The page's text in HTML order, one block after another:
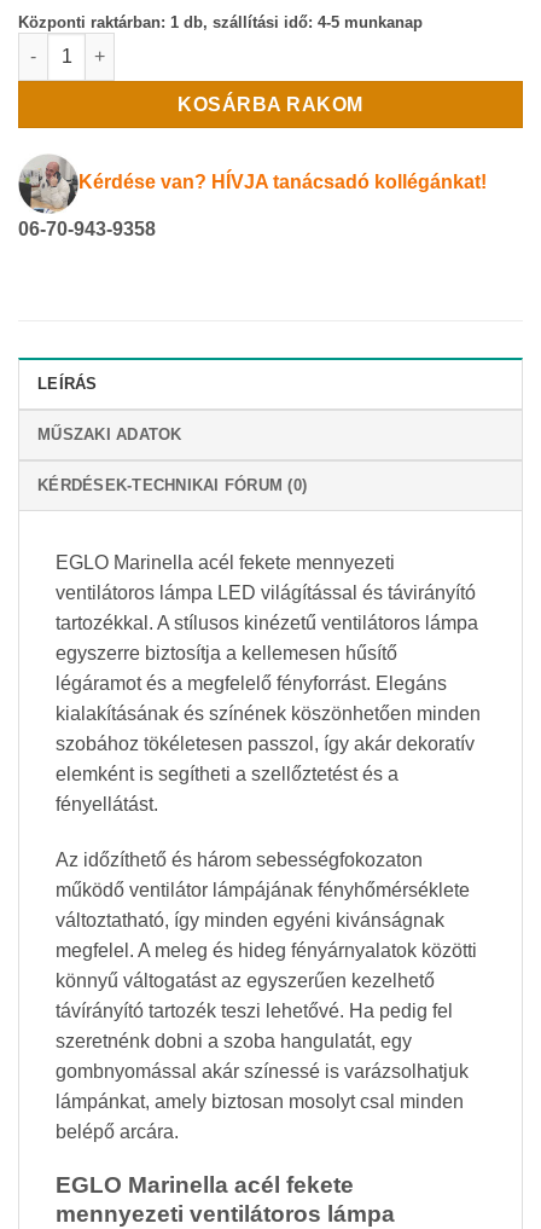
Központi raktárban: 1 db, szállítási idő: 4-5 munkanap
EGLO Marinella acél fekete mennyezeti ventilátoros lámpa
KOSÁRBA RAKOM
Kérdése van? HÍVJA tanácsadó kollégánkat!
06-70-943-9358
LEÍRÁS
MŰSZAKI ADATOK
KÉRDÉSEK-TECHNIKAI FÓRUM (0)
EGLO Marinella acél fekete mennyezeti
ventilátoros lámpa LED világítással és távirányító
tartozékkal. A stílusos kinézetű ventilátoros lámpa
egyszerre biztosítja a kellemesen hűsítő
légáramot és a megfelelő fényforrást. Elegáns
kialakításának és színének köszönhetően minden
szobához tökéletesen passzol, így akár dekoratív
elemként is segítheti a szellőztetést és a
fényellátást.
Az időzíthető és három sebességfokozaton
működő ventilátor lámpájának fényhőmérséklete
változtatható, így minden egyéni kivánságnak
megfelel. A meleg és hideg fényárnyalatok közötti
könnyű váltogatást az egyszerűen kezelhető
távírányító tartozék teszi lehetővé. Ha pedig fel
szeretnénk dobni a szoba hangulatát, egy
gombnyomással akár színessé is varázsolhatjuk
lámpánkat, amely biztosan mosolyt csal minden
belépő arcára.
EGLO Marinella acél fekete
mennyezeti ventilátoros lámpa